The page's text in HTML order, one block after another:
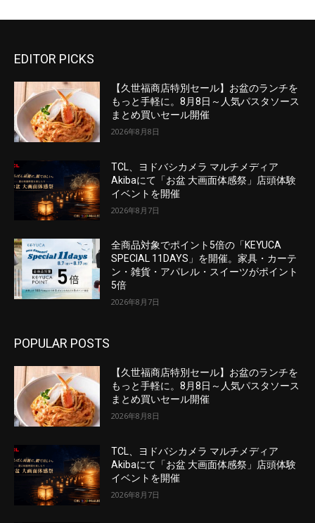
EDITOR PICKS
【久世福商店特別セール】お盆のランチを
もっと手軽に。8月8日～人気パスタソース
まとめ買いセール開催
2026年8月8日
TCL、ヨドバシカメラ マルチメディア
Akibaにて「お盆 大画面体感祭」店頭体験
イベントを開催
2026年8月7日
全商品対象でポイント5倍の「KEYUCA
SPECIAL 11DAYS」を開催。家具・カーテ
ン・雑貨・アパレル・スイーツがポイント
5倍
2026年8月7日
POPULAR POSTS
【久世福商店特別セール】お盆のランチを
もっと手軽に。8月8日～人気パスタソース
まとめ買いセール開催
2026年8月8日
TCL、ヨドバシカメラ マルチメディア
Akibaにて「お盆 大画面体感祭」店頭体験
イベントを開催
2026年8月7日